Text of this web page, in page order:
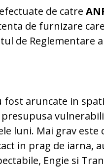
de catre
de furnizare
de Reglementare
fost aruncate in
luni. Mai grav este
in prag de iarna,
Engie si